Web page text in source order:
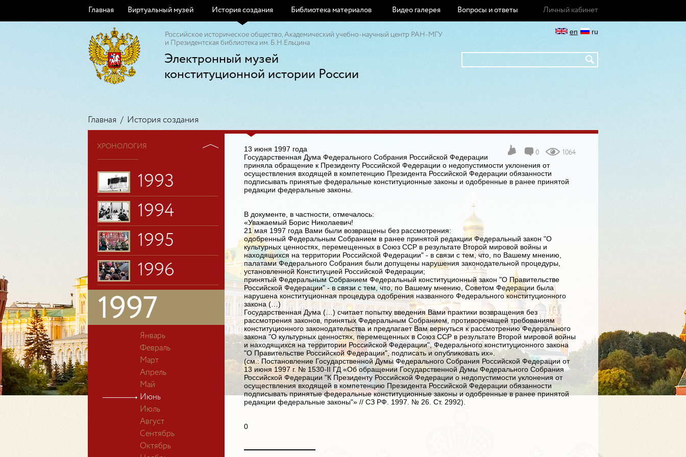
Главная Виртуальный музей История создания Библиотека материалов Видео галерея Вопросы и ответы Личный кабинет
Российское историческое общество, Академический учебно-научный центр РАН-МГУ
и Президентская библиотека им. Б.Н.Ельцина
Электронный музей
конституционной истории России
ru
en
Главная / История создания
ХРОНОЛОГИЯ
1988
1989
1991
1992
1993
1994
1995
1996
1997
Январь
Февраль
Март
Апрель
Май
Июнь
Июль
Август
Сентябрь
Октябрь
0 1064
13 июня 1997 года
Государственная Дума Федерального Собрания Российской Федерации
приняла обращение к Президенту Российской Федерации о недопустимости уклонения от
осуществления входящей в компетенцию Президента Российской Федерации обязанности
подписывать принятые федеральные конституционные законы и одобренные в ранее принятой
редакции федеральные законы.
В документе, в частности, отмечалось:
«Уважаемый Борис Николаевич!
21 мая 1997 года Вами были возвращены без рассмотрения:
одобренный Федеральным Собранием в ранее принятой редакции Федеральный закон "О
культурных ценностях, перемещенных в Союз ССР в результате Второй мировой войны и
находящихся на территории Российской Федерации" - в связи с тем, что, по Вашему мнению,
палатами Федерального Собрания были допущены нарушения законодательной процедуры,
установленной Конституцией Российской Федерации;
принятый Федеральным Собранием Федеральный конституционный закон "О Правительстве
Российской Федерации" - в связи с тем, что, по Вашему мнению, Советом Федерации была
нарушена конституционная процедура одобрения названного Федерального конституционного
закона (…)
Государственная Дума (…) считает попытку введения Вами практики возвращения без
рассмотрения законов, принятых Федеральным Собранием, противоречащей требованиям
конституционного законодательства и предлагает Вам вернуться к рассмотрению Федерального
закона "О культурных ценностях, перемещенных в Союз ССР в результате Второй мировой войны
и находящихся на территории Российской Федерации", Федерального конституционного закона
"О Правительстве Российской Федерации", подписать и опубликовать их».
(см.: Постановление Государственной Думы Федерального Собрания Российской Федерации от
13 июня 1997 г. № 1530-II ГД «Об обращении Государственной Думы Федерального Собрания
Российской Федерации "К Президенту Российской Федерации о недопустимости уклонения от
осуществления входящей в компетенцию Президента Российской Федерации обязанности
подписывать принятые федеральные конституционные законы и одобренные в ранее принятой
редакции федеральные законы"» // СЗ РФ. 1997. № 26. Ст. 2992).
0